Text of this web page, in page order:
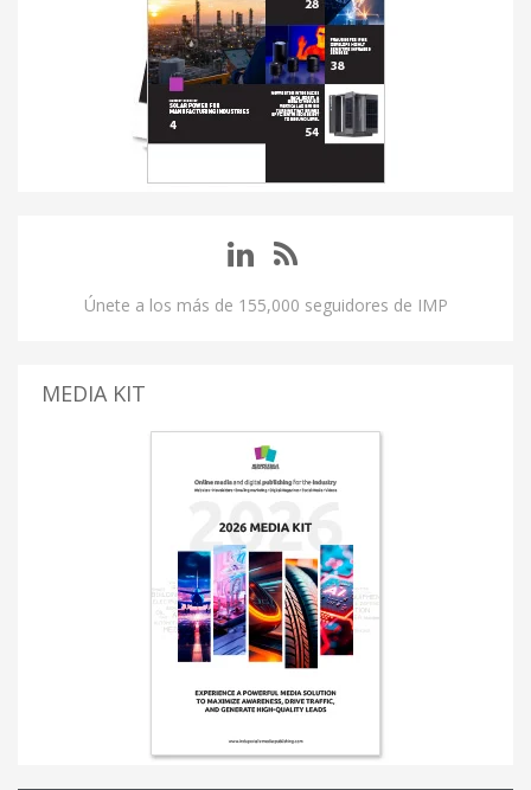
Únete a los más de 155,000 seguidores de IMP
MEDIA KIT